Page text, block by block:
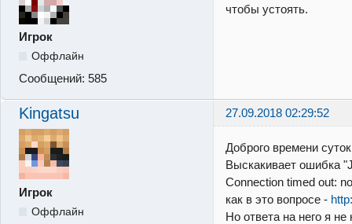
Игрок
Оффлайн
Сообщений: 585
чтобы устоять.
Kingatsu 27.09.2018 02:29:52
Игрок
Оффлайн
Доброго времени
Выскакивает ошибка
Connection timed out:
как в это вопросе -
Но ответа на него я